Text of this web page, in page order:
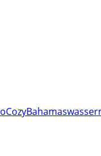
CozyBahamas